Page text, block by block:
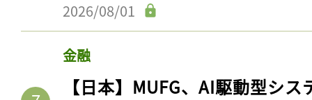
2026/08/01
金融
【日本】MUFG、AI駆動型シ